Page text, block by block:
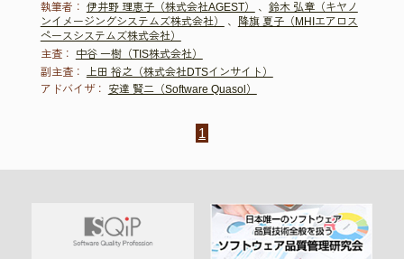
執筆者： 伊井野 理恵子（株式会社AGEST） 、 鈴木 弘章（キヤノ
ンイメージングシステムズ株式会社）
、
降旗 夏子（MHIエアロス
ペースシステムズ株式会社）
主査：
中谷 一樹（TIS株式会社）
副主査：
上田 裕之（株式会社DTSインサイト）
アドバイザ：
安達 賢二（Software Quasol）
1